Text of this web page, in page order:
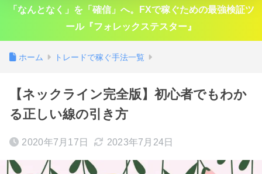
「なんとなく」を「確信」へ。FXで稼ぐための最強検証ツ
ール『フォレックステスター』
ホーム トレードで稼ぐ手法一覧
【ネックライン完全版】初心者でもわか
る正しい線の引き方
2020年7月17日 2023年7月24日